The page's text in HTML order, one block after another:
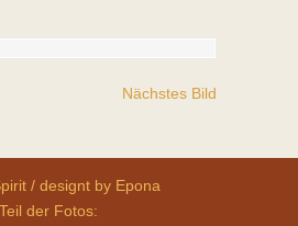
Nächstes Bild
/ designt by Epona
der Fotos: